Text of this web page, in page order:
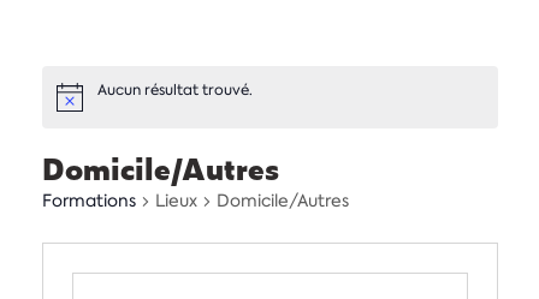
Aucun résultat trouvé.
Domicile/Autres
Formations Lieux Domicile/Autres